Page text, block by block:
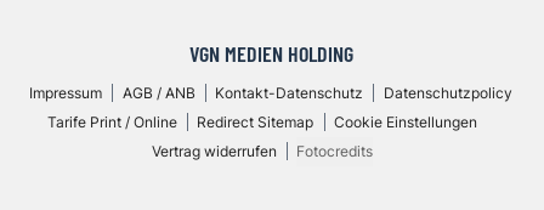
VGN MEDIEN HOLDING
Impressum AGB / ANB Kontakt-Datenschutz
Datenschutzpolicy
Tarife Print / Online
Redirect Sitemap
Cookie Einstellungen
Vertrag widerrufen
Fotocredits